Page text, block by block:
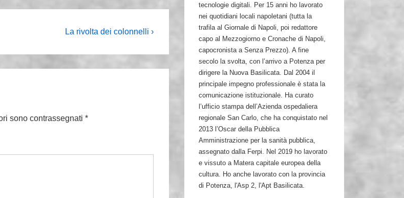
IlLa rivolta dei colonnelli ›
sono contrassegnati *
tecnologie digitali. Per 15 anni ho lavorato
nei quotidiani locali napoletani (tutta la
trafila al Giornale di Napoli, poi redattore
capo al Mezzogiorno e Cronache di Napoli,
capocronista a Senza Prezzo). A fine
secolo la svolta, con l’arrivo a Potenza per
dirigere la Nuova Basilicata. Dal 2004 il
principale impegno professionale è stata la
comunicazione istituzionale. Ha curato
l’ufficio stampa dell’Azienda ospedaliera
regionale San Carlo, che ha conquistato nel
2013 l’Oscar della Pubblica
Amministrazione per la sanità pubblica,
assegnato dalla Ferpi. Nel 2019 ho lavorato
e vissuto a Matera capitale europea della
cultura. Ho anche lavorato con la provincia
di Potenza, l'Asp 2, l'Apt Basilicata.